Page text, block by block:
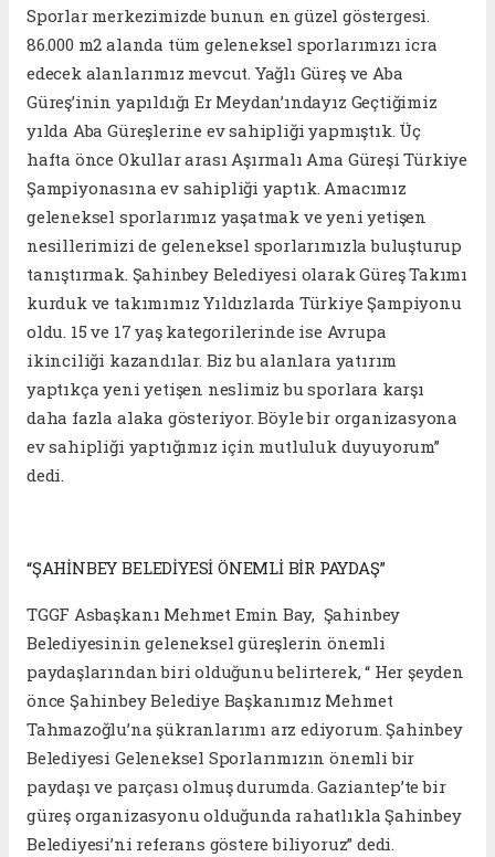
Sporlar merkezimizde bunun en güzel göstergesi.
86.000 m2 alanda tüm geleneksel sporlarımızı icra
edecek alanlarımız mevcut. Yağlı Güreş ve Aba
Güreş’inin yapıldığı Er Meydan’ındayız Geçtiğimiz
yılda Aba Güreşlerine ev sahipliği yapmıştık. Üç
hafta önce Okullar arası Aşırmalı Ama Güreşi Türkiye
Şampiyonasına ev sahipliği yaptık. Amacımız
geleneksel sporlarımız yaşatmak ve yeni yetişen
nesillerimizi de geleneksel sporlarımızla buluşturup
tanıştırmak. Şahinbey Belediyesi olarak Güreş Takımı
kurduk ve takımımız Yıldızlarda Türkiye Şampiyonu
oldu. 15 ve 17 yaş kategorilerinde ise Avrupa
ikinciliği kazandılar. Biz bu alanlara yatırım
yaptıkça yeni yetişen neslimiz bu sporlara karşı
daha fazla alaka gösteriyor. Böyle bir organizasyona
ev sahipliği yaptığımız için mutluluk duyuyorum”
dedi.
“ŞAHİNBEY BELEDİYESİ ÖNEMLİ BİR PAYDAŞ”
TGGF Asbaşkanı Mehmet Emin Bay, Şahinbey
Belediyesinin geleneksel güreşlerin önemli
paydaşlarından biri olduğunu belirterek, “ Her şeyden
önce Şahinbey Belediye Başkanımız Mehmet
Tahmazoğlu’na şükranlarımı arz ediyorum. Şahinbey
Belediyesi Geleneksel Sporlarımızın önemli bir
paydaşı ve parçası olmuş durumda. Gaziantep’te bir
güreş organizasyonu olduğunda rahatlıkla Şahinbey
Belediyesi’ni referans göstere biliyoruz” dedi.